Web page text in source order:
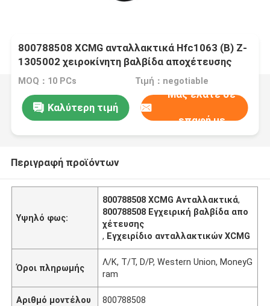
800788508 XCMG ανταλλακτικά Hfc1063 (B) Z-
1305002 χειροκίνητη βαλβίδα αποχέτευσης
MOQ：10 PCs Τιμή：negotiable
Καλύτερη τιμή
Μας ελάτε σε
επαφή με
Περιγραφή προϊόντων
Υψηλό φως:
800788508 XCMG Ανταλλακτικά,
800788508 Εγχειρική βαλβίδα απο
χέτευσης
, Εγχειρίδιο ανταλλακτικών XCMG
Όροι πληρωμής
Λ/Κ, T/T, D/P, Western Union, MoneyG
ram
Αριθμό μοντέλου 800788508